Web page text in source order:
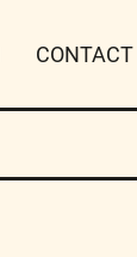
CONTACT